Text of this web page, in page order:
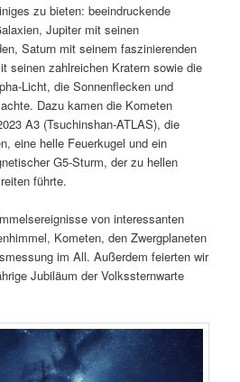
zu bieten: beeindruckende
Jupiter mit seinen
Saturn mit seinem faszinierenden
seinen zahlreichen Kratern sowie die
Licht, die Sonnenflecken und
Dazu kamen die Kometen
A3 (Tsuchinshan-ATLAS), die
eine helle Feuerkugel und ein
G5-Sturm, der zu hellen
führte.
von interessanten
Kometen, den Zwergplaneten
im All. Außerdem feierten wir
Jubiläum der Volkssternwarte